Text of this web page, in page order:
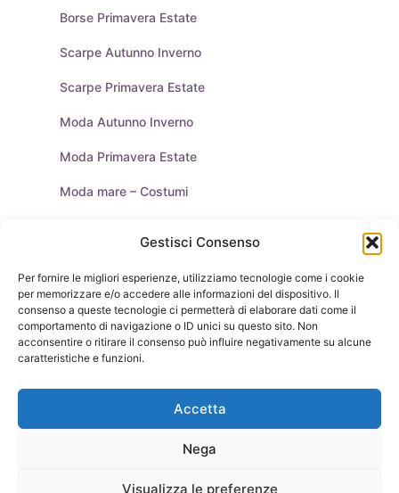
Gestisci Consenso
Per fornire le migliori esperienze, utilizziamo tecnologie come i cookie
per memorizzare e/o accedere alle informazioni del dispositivo. Il
consenso a queste tecnologie ci permetterà di elaborare dati come il
comportamento di navigazione o ID unici su questo sito. Non
acconsentire o ritirare il consenso può influire negativamente su alcune
caratteristiche e funzioni.
Accetta
Nega
Visualizza le preferenze
Borse Primavera Estate
Scarpe Autunno Inverno
Scarpe Primavera Estate
Moda Autunno Inverno
Moda Primavera Estate
Moda mare – Costumi
Purse & Co Social
BorseScarpeModa Autunno InvernoModa Primavera Estate
Celebrity – Lookstar
Tutte le Marche e Designer